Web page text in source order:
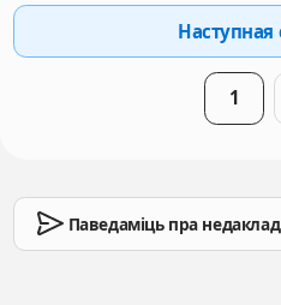
Наступная
1
Паведаміць пра